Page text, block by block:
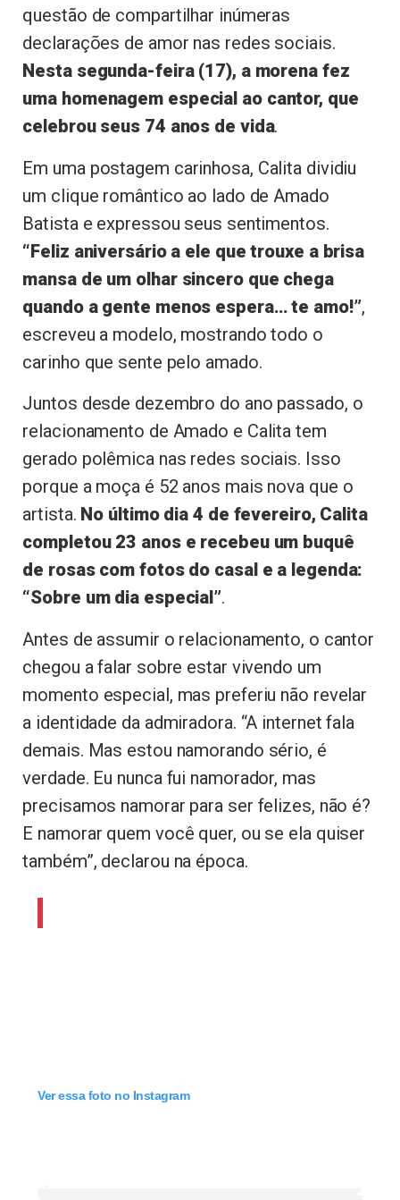
questão de compartilhar inúmeras
declarações de amor nas redes sociais.
Nesta segunda-feira (17), a morena fez
uma homenagem especial ao cantor, que
celebrou seus 74 anos de vida.
Em uma postagem carinhosa, Calita dividiu
um clique romântico ao lado de Amado
Batista e expressou seus sentimentos.
“Feliz aniversário a ele que trouxe a brisa
mansa de um olhar sincero que chega
quando a gente menos espera… te amo!”,
escreveu a modelo, mostrando todo o
carinho que sente pelo amado.
Juntos desde dezembro do ano passado, o
relacionamento de Amado e Calita tem
gerado polêmica nas redes sociais. Isso
porque a moça é 52 anos mais nova que o
artista. No último dia 4 de fevereiro, Calita
completou 23 anos e recebeu um buquê
de rosas com fotos do casal e a legenda:
“Sobre um dia especial”.
Antes de assumir o relacionamento, o cantor
chegou a falar sobre estar vivendo um
momento especial, mas preferiu não revelar
a identidade da admiradora. “A internet fala
demais. Mas estou namorando sério, é
verdade. Eu nunca fui namorador, mas
precisamos namorar para ser felizes, não é?
E namorar quem você quer, ou se ela quiser
também”, declarou na época.
Ver essa foto no Instagram